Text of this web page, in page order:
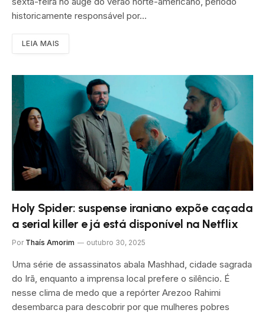
historicamente responsável por…
LEIA MAIS
Holy Spider: suspense iraniano expõe caçada
a serial killer e já está disponível na Netflix
Por Thaís Amorim outubro 30, 2025
Uma série de assassinatos abala Mashhad, cidade sagrada
do Irã, enquanto a imprensa local prefere o silêncio. É
nesse clima de medo que a repórter Arezoo Rahimi
desembarca para descobrir por que mulheres pobres